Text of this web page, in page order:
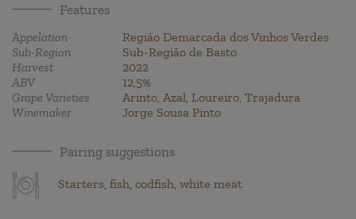
Features
Appelation
Região Demarcada dos Vinhos Verdes
Sub-Region
Sub-Região de Basto
Harvest
2022
ABV
12,5%
Grape Varieties
Arinto, Azal, Loureiro, Trajadura
Winemaker
Jorge Sousa Pinto
Pairing suggestions
Starters, fish, codfish, white meat